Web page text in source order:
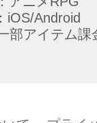
iOS/Android
部アイテム課